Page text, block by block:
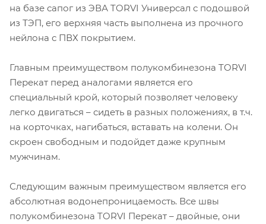
на базе сапог из ЭВА TORVI Универсал с подошвой
из ТЭП, его верхняя часть выполнена из прочного
нейлона с ПВХ покрытием.
Главным преимуществом полукомбинезона TORVI
Перекат перед аналогами является его
специальный крой, который позволяет человеку
легко двигаться – сидеть в разных положениях, в т.ч.
на корточках, нагибаться, вставать на колени. Он
скроен свободным и подойдет даже крупным
мужчинам.
Следующим важным преимуществом является его
абсолютная водонепроницаемость. Все швы
полукомбинезона TORVI Перекат – двойные, они